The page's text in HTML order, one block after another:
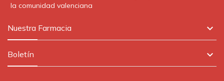
la comunidad valenciana
Nuestra Farmacia 
Boletín 